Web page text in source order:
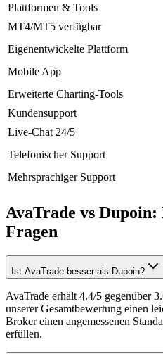
Plattformen & Tools
MT4/MT5 verfügbar
Eigenentwickelte Plattform
Mobile App
Erweiterte Charting-Tools
Kundensupport
Live-Chat 24/5
Telefonischer Support
Mehrsprachiger Support
AvaTrade vs
Fragen
Ist AvaTrade besser als Dupoin?
AvaTrade erhält 4.4/5 gegenüber
unserer Gesamtbewertung einen
Broker einen angemessenen
erfüllen.